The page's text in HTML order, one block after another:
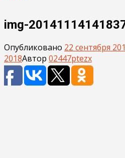
img-
Опубликовано 22 сентября
2018Автор 02447ptezx